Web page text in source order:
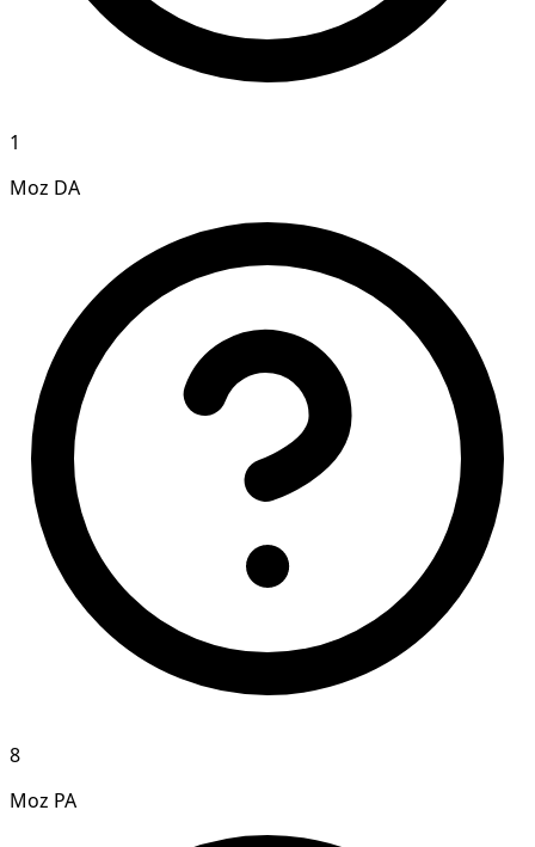
1
Moz DA
8
Moz PA